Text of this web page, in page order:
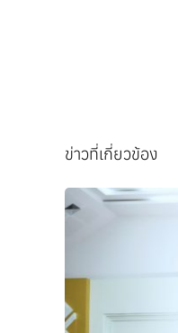
ข่าวที่เกี่ยวข้อง